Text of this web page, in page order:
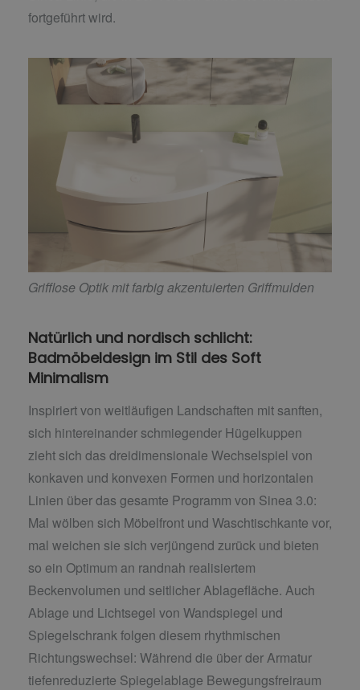
fortgeführt wird.
Grifflose Optik mit farbig akzentuierten Griffmulden
Natürlich und nordisch schlicht:
Badmöbeldesign im Stil des Soft
Minimalism
Inspiriert von weitläufigen Landschaften mit sanften,
sich hintereinander schmiegender Hügelkuppen
zieht sich das dreidimensionale Wechselspiel von
konkaven und konvexen Formen und horizontalen
Linien über das gesamte Programm von Sinea 3.0:
Mal wölben sich Möbelfront und Waschtischkante vor,
mal weichen sie sich verjüngend zurück und bieten
so ein Optimum an randnah realisiertem
Beckenvolumen und seitlicher Ablagefläche. Auch
Ablage und Lichtsegel von Wandspiegel und
Spiegelschrank folgen diesem rhythmischen
Richtungswechsel: Während die über der Armatur
tiefenreduzierte Spiegelablage Bewegungsfreiraum